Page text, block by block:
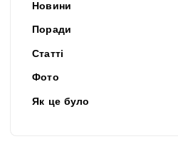
Новини
Поради
Статті
Фото
Як це було